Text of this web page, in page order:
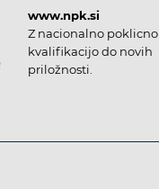
www.npk.si
Z nacionalno poklicno
kvalifikacijo do novih
priložnosti.